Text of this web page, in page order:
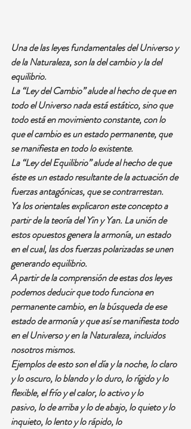
Una de las leyes fundamentales del Universo y
de la Naturaleza, son la del cambio y la del
equilibrio.
La “Ley del Cambio” alude al hecho de que en
todo el Universo nada está estático, sino que
todo está en movimiento constante, con lo
que el cambio es un estado permanente, que
se manifiesta en todo lo existente.
La “Ley del Equilibrio” alude al hecho de que
éste es un estado resultante de la actuación de
fuerzas antagónicas, que se contrarrestan.
Ya los orientales explicaron este concepto a
partir de la teoría del Yin y Yan. La unión de
estos opuestos genera la armonía, un estado
en el cual, las dos fuerzas polarizadas se unen
generando equilibrio.
A partir de la comprensión de estas dos leyes
podemos deducir que todo funciona en
permanente cambio, en la búsqueda de ese
estado de armonía y que así se manifiesta todo
en el Universo y en la Naturaleza, incluidos
nosotros mismos.
Ejemplos de esto son el día y la noche, lo claro
y lo oscuro, lo blando y lo duro, lo rígido y lo
flexible, el frío y el calor, lo activo y lo
pasivo, lo de arriba y lo de abajo, lo quieto y lo
inquieto, lo lento y lo rápido, lo